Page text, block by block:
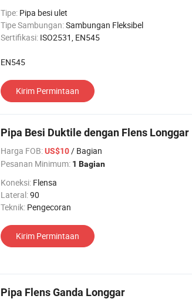
Tipe: Pipa besi ulet
Tipe Sambungan:Sambungan Fleksibel
Sertifikasi: ISO2531, EN545
EN545
Kirim Permintaan
Pipa Besi Duktile dengan Flens Longgar
Harga FOB:US$10/ Bagian
Pesanan Minimum: 1 Bagian
Koneksi: Flensa
Lateral:90
Teknik: Pengecoran
Kirim Permintaan
Pipa Flens Ganda Longgar